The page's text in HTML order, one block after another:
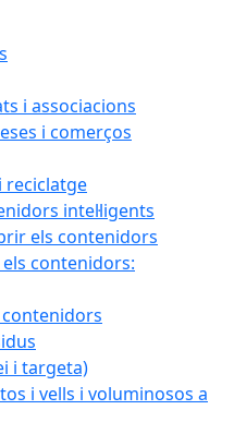
i associacions
i comerços
reciclatge
intel·ligents
els contenidors
contenidors:
i targeta)
i vells i voluminosos a